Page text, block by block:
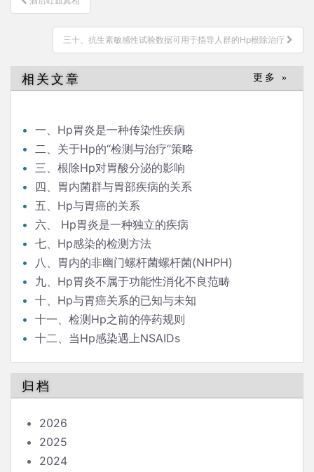
章
三十、抗生素敏感性试验数据可用于指导人群的Hp根除治疗
相关文章 更多 »
一、Hp胃炎是一种传染性疾病
二、关于Hp的“检测与治疗”策略
三、根除Hp对胃酸分泌的影响
四、胃内菌群与胃部疾病的关系
五、Hp与胃癌的关系
六、 Hp胃炎是一种独立的疾病
七、Hp感染的检测方法
八、胃内的非幽门螺杆菌螺杆菌(NHPH)
九、Hp胃炎不属于功能性消化不良范畴
十、Hp与胃癌关系的已知与未知
十一、检测Hp之前的停药规则
十二、当Hp感染遇上NSAIDs
归档
2026
2025
2024